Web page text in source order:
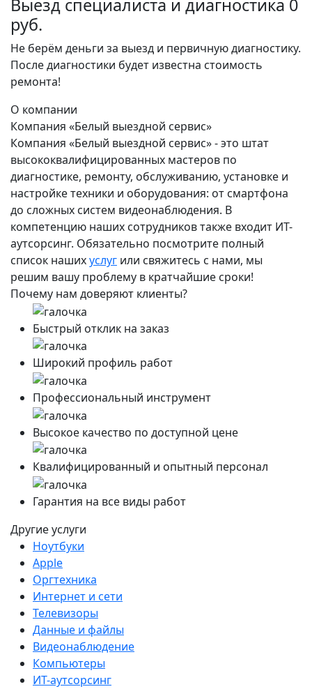
Выезд специалиста и диагностика 0
руб.
Не берём деньги за выезд и первичную диагностику.
После диагностики будет известна стоимость
ремонта!
О компании
Компания «Белый выездной сервис»
Компания «Белый выездной сервис» - это штат
высококвалифицированных мастеров по
диагностике, ремонту, обслуживанию, установке и
настройке техники и оборудования: от смартфона
до сложных систем видеонаблюдения. В
компетенцию наших сотрудников также входит ИТ-
аутсорсинг. Обязательно посмотрите полный
список нашихуслуг или свяжитесь с нами, мы
решим вашу проблему в кратчайшие сроки!
Почему нам доверяют клиенты?
Быстрый отклик на заказ
Широкий профиль работ
Профессиональный инструмент
Высокое качество по доступной цене
Квалифицированный и опытный персонал
Гарантия на все виды работ
Другие услуги
Ноутбуки
Apple
Оргтехника
Интернет и сети
Телевизоры
Данные и файлы
Видеонаблюдение
Компьютеры
ИТ-аутсорсинг